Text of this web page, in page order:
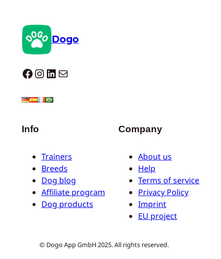
Dogo
Dogo facebook InstagramLinkedIn Mail
Info
Trainers
Breeds
Dog blog
Affiliate program
Dog products
Company
About us
Help
Terms of service
Privacy Policy
Imprint
EU project
© Dogo App GmbH 2025. All rights reserved.